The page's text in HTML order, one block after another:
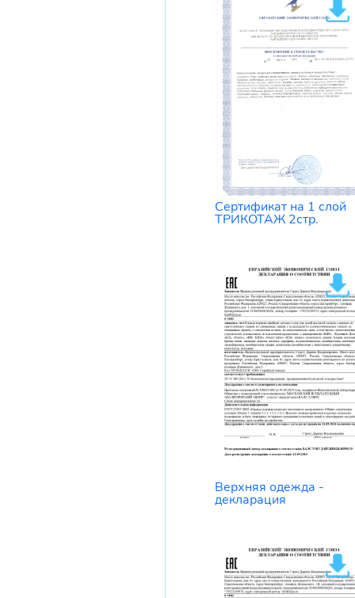
Сертификат на 1 слой
ТРИКОТАЖ 2стр.
Верхняя одежда -
декларация